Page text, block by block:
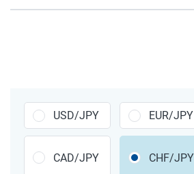
ポ
GBP/JPY
AUD/JPY
USD/JPY EUR/JPY
CAD/JPY CHF/JPY